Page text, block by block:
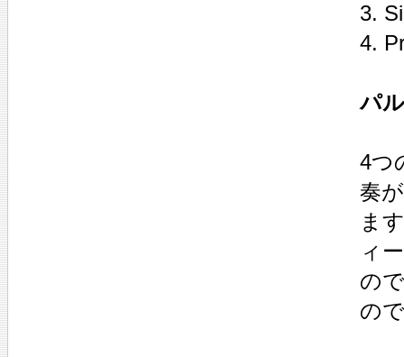
3.
4.
パ
4つ
奏
ま
ィ
の
の